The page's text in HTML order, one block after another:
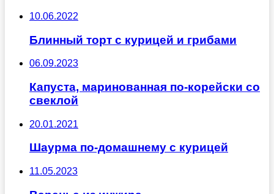
10.06.2022
Блинный торт с курицей и грибами
06.09.2023
Капуста, маринованная по-корейски со
свеклой
20.01.2021
Шаурма по-домашнему с курицей
11.05.2023